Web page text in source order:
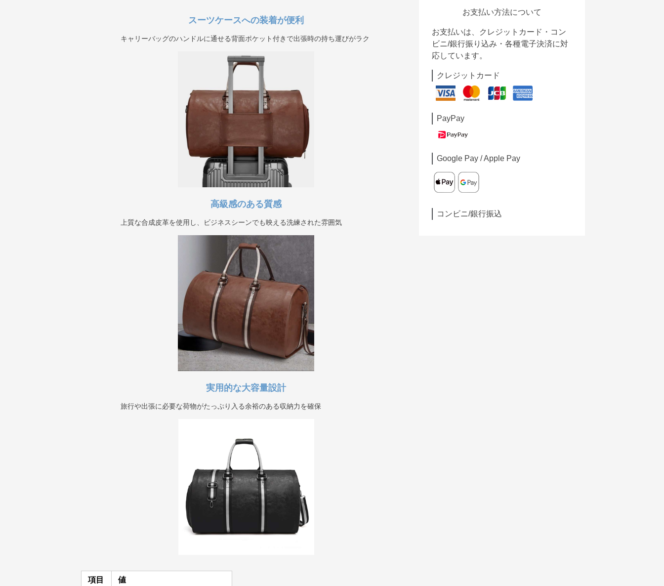
スーツケースへの装着が便利
キャリーバッグのハンドルに通せる背面ポケット付きで出張時の持ち運びがラク
高級感のある質感
上質な合成皮革を使用し、ビジネスシーンでも映える洗練された雰囲気
実用的な大容量設計
旅行や出張に必要な荷物がたっぷり入る余裕のある収納力を確保
項目 値
お支払い方法について
お支払いは、クレジットカード・コン
ビニ/銀行振り込み・各種電子決済に対
応しています。
クレジットカード
PayPay
Google Pay / Apple Pay
コンビニ/銀行振込